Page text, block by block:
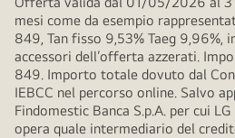
mesi come da esempio
849, Tan fisso 9,53% Taeg 9,96%,
accessori dell’offerta azzerati.
849. Importo totale dovuto dal
IEBCC nel percorso online. Salvo
Findomestic Banca S.p.A. per cui
opera quale intermediario del